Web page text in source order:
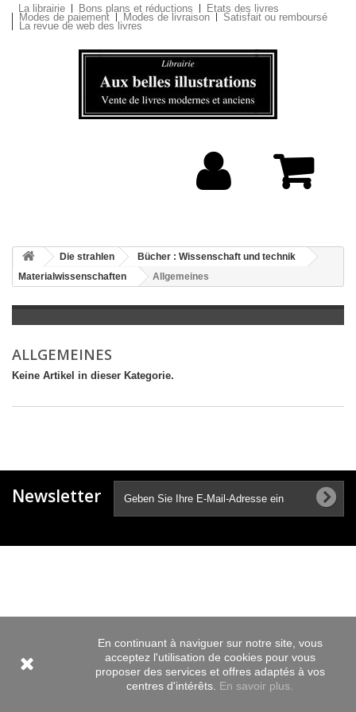
La librairie Bons plans et réductions Etats des livres
Modes de paiement Modes de livraison Satisfait ou remboursé
La revue de web des livres
Die strahlen
Bücher : Wissenschaft und technik
Materialwissenschaften
Allgemeines
ALLGEMEINES
Keine Artikel in dieser Kategorie.
Newsletter
En continuant à naviguer sur notre site, vous
acceptez l'utilisation de cookies pour vous
proposer des services et offres adaptés à vos
centres d'intérêts. En savoir plus.